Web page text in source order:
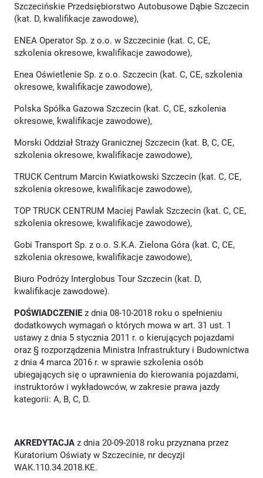
Szczecińskie Przedsiębiorstwo Autobusowe Dąbie Szczecin
(kat. D, kwalifikacje zawodowe),
ENEA Operator Sp. z o.o. w Szczecinie (kat. C, CE,
szkolenia okresowe, kwalifikacje zawodowe),
Enea Oświetlenie Sp. z o.o. Szczecin (kat. C, CE, szkolenia
okresowe, kwalifikacje zawodowe),
Polska Spółka Gazowa Szczecin (kat. C, CE, szkolenia
okresowe, kwalifikacje zawodowe),
Morski Oddział Straży Granicznej Szczecin (kat. B, C, CE,
szkolenia okresowe, kwalifikacje zawodowe),
TRUCK Centrum Marcin Kwiatkowski Szczecin (kat. C, CE,
szkolenia okresowe, kwalifikacje zawodowe),
TOP TRUCK CENTRUM Maciej Pawlak Szczecin (kat. C, CE,
szkolenia okresowe, kwalifikacje zawodowe),
Gobi Transport Sp. z o.o. S.K.A. Zielona Góra (kat. C, CE,
szkolenia okresowe, kwalifikacje zawodowe),
Biuro Podróży Interglobus Tour Szczecin (kat. D,
kwalifikacje zawodowe).
POŚWIADCZENIE z dnia 08-10-2018 roku o spełnieniu
dodatkowych wymagań o których mowa w art. 31 ust. 1
ustawy z dnia 5 stycznia 2011 r. o kierujących pojazdami
oraz § rozporządzenia Ministra Infrastruktury i Budownictwa
z dnia 4 marca 2016 r. w sprawie szkolenia osób
ubiegających się o uprawnienia do kierowania pojazdami,
instruktorów i wykładowców, w zakresie prawa jazdy
kategorii: A, B, C, D.
AKREDYTACJA z dnia 20-09-2018 roku przyznana przez
Kuratorium Oświaty w Szczecinie, nr decyzji
WAK.110.34.2018.KE.